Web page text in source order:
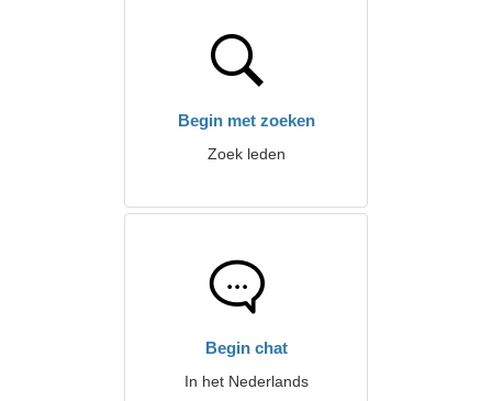
Begin met zoeken
Zoek leden
Begin chat
In het Nederlands